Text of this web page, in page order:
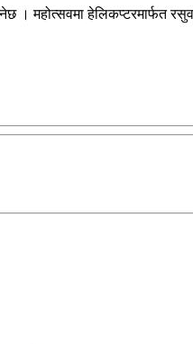
महोत्सवमा हेलिकप्टरमार्फत